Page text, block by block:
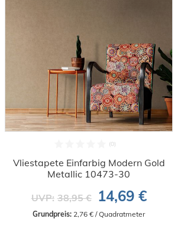
Vliestapete Einfarbig Modern Gold
Metallic 10473-30
UVP: 38,95 € 14,69 €
Grundpreis: 2,76 € / Quadratmeter